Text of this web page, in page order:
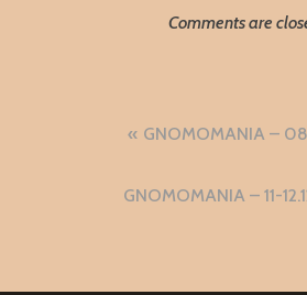
Comments are
Navigazione
articoli
GNOMOMANIA –
GNOMOMANIA – 11-